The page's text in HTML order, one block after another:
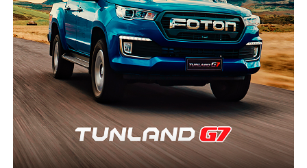
Nepal, pese a tener una geografía incluso más
compleja que la peruana, desarrolló un sistema
donde el Estado, las empresas privadas, las
aseguradoras y las organizaciones de rescate
trabajan de manera articulada. La tecnología satelital,
la evacuación mediante sistemas “longline” y los
seguros obligatorios forman parte del modelo
operativo.
¿Por qué Áncash no puede aspirar a algo semejante?
mediante obras y acciones de prevención. Una
proporción importante de estos recursos se asigna a
los Gobiernos subnacionales (regionales y
municipalidades), que en los últimos años han
ganado una mayor participación en este tipo de
inversiones.
En 2025, la inversión pública para este fin ascendió a
S/ 778 millones, de los cuales S/ 347 millones (45% del
total) se asignaron a las municipalidades. “Resulta